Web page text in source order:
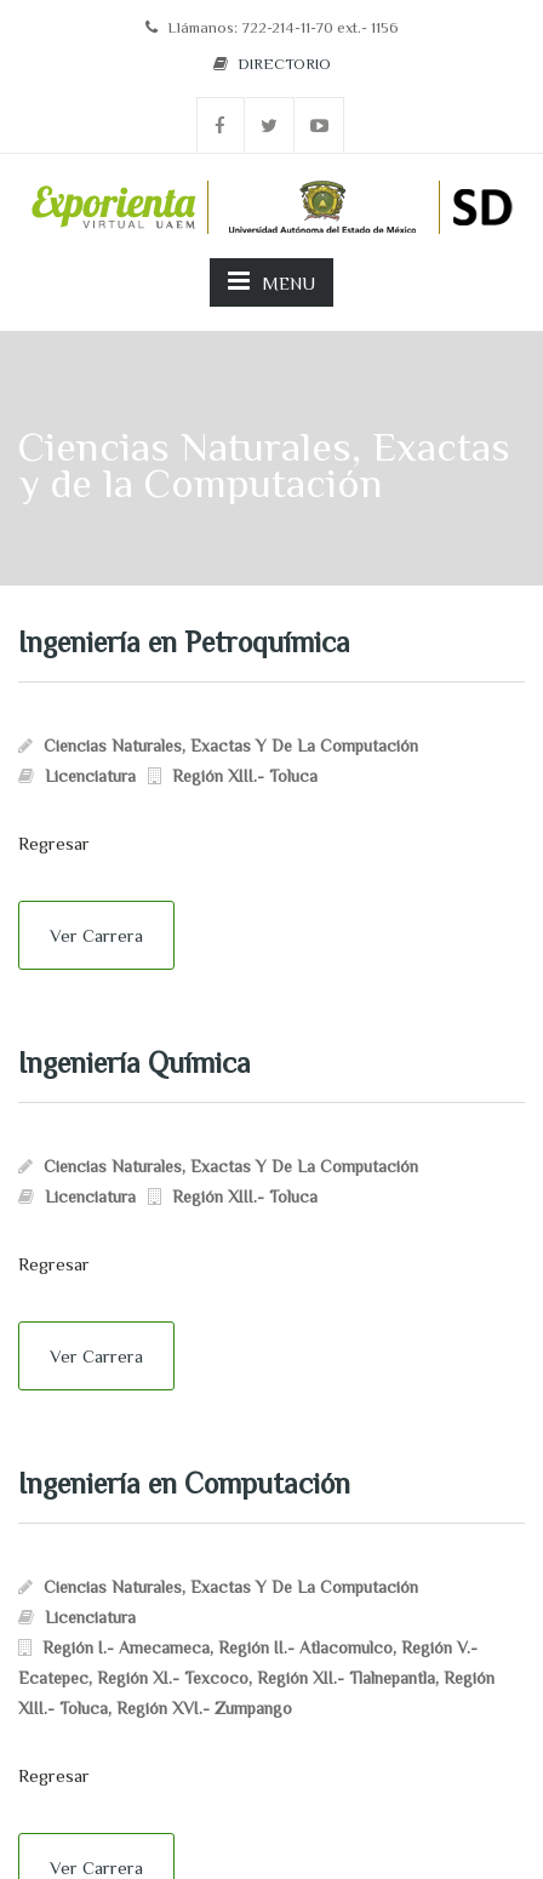
Llámanos: 722-214-11-70 ext.- 1156
DIRECTORIO
MENU
Ciencias Naturales, Exactas
y de la Computación
Ingeniería en Petroquímica
Ciencias Naturales, Exactas Y De La Computación
Licenciatura
Región XIII.- Toluca
Regresar
Ver Carrera
Ingeniería Química
Ciencias Naturales, Exactas Y De La Computación
Licenciatura
Región XIII.- Toluca
Regresar
Ver Carrera
Ingeniería en Computación
Ciencias Naturales, Exactas Y De La Computación
Licenciatura
Región I.- Amecameca, Región II.- Atlacomulco, Región V.-
Ecatepec, Región XI.- Texcoco, Región XII.- Tlalnepantla, Región
XIII.- Toluca, Región XVI.- Zumpango
Regresar
Ver Carrera